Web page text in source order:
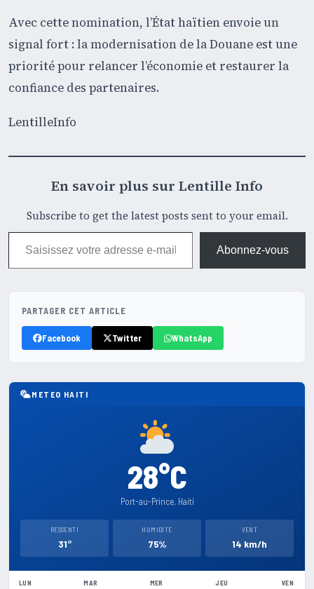
Avec cette nomination, l’État haïtien envoie un
signal fort : la modernisation de la Douane est une
priorité pour relancer l’économie et restaurer la
confiance des partenaires.
LentilleInfo
En savoir plus sur Lentille Info
Subscribe to get the latest posts sent to your email.
Saisissez votre adresse e-mail…
Abonnez-vous
PARTAGER CET ARTICLE
Facebook Twitter WhatsApp
METEO HAITI
28°C
Port-au-Prince, Haiti
RESSENTI
31°
HUMIDITE
75%
VENT
14 km/h
LUN MAR MER JEU VEN